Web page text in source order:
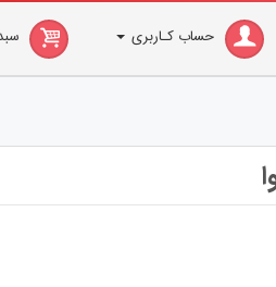
حساب کـاربری